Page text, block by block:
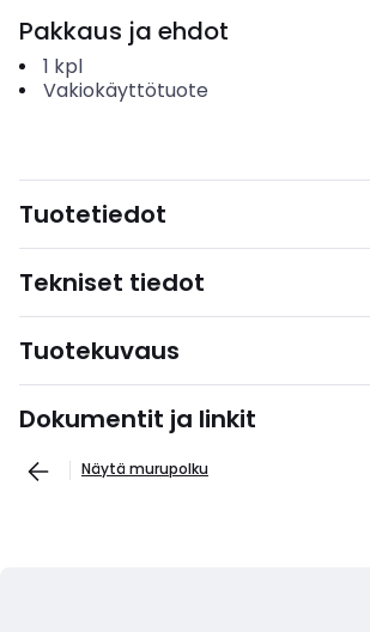
Pakkaus ja ehdot
1 kpl
Vakiokäyttötuote
Tuotetiedot
Tekniset tiedot
Tuotekuvaus
Dokumentit ja linkit
Näytä murupolku